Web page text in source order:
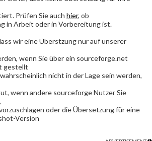
Prüfen Sie auch hier, ob
in Arbeit oder in Vorbereitung ist.
wir eine Überstzung nur auf unserer
wenn Sie über ein sourceforge.net
gestellt
nicht in der Lage sein werden,
wenn andere sourceforge Nutzer Sie
oder die Übersetzung für eine
Version